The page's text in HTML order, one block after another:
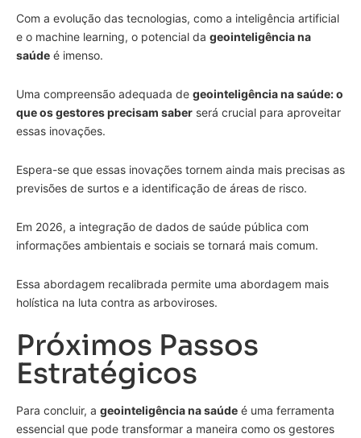
Com a evolução das tecnologias, como a inteligência artificial
e o machine learning, o potencial da geointeligência na
saúde é imenso.
Uma compreensão adequada de geointeligência na saúde: o
que os gestores precisam saber será crucial para aproveitar
essas inovações.
Espera-se que essas inovações tornem ainda mais precisas as
previsões de surtos e a identificação de áreas de risco.
Em 2026, a integração de dados de saúde pública com
informações ambientais e sociais se tornará mais comum.
Essa abordagem recalibrada permite uma abordagem mais
holística na luta contra as arboviroses.
Próximos Passos
Estratégicos
Para concluir, a geointeligência na saúde é uma ferramenta
essencial que pode transformar a maneira como os gestores